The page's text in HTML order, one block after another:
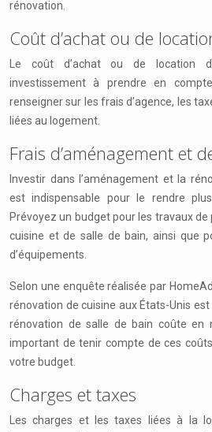
rénovation.
Coût d’achat ou de
Le coût d’achat ou de location
investissement à prendre en
renseigner sur les frais d’agence, les
liées au logement.
Frais d’aménagement et
Investir dans l’aménagement et la
est indispensable pour le rendre
Prévoyez un budget pour les travaux
cuisine et de salle de bain, ainsi que
d’équipements.
Selon une enquête réalisée par
rénovation de cuisine aux États-Unis est
rénovation de salle de bain coûte en
important de tenir compte de ces
votre budget.
Charges et taxes
Les charges et les taxes liées à la